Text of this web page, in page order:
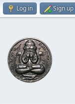
Log in Sign up